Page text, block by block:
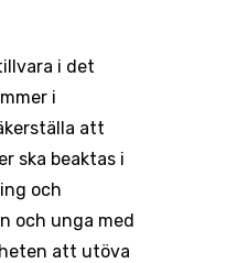
i det
i
att
ska beaktas i
och
och unga med
att utöva